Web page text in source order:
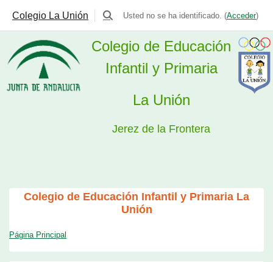
Colegio de Educación
Infantil y Primaria
La Unión
Jerez de la Frontera
Colegio La Unión Selector de búsqueda de entrada
Usted no se ha identificado. (Acceder)
Colegio de Educación Infantil y Primaria La
Unión
Página Principal